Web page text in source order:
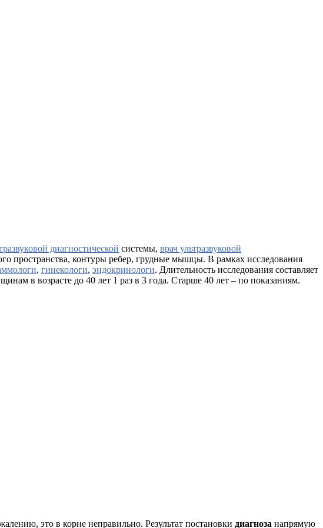
диагностической системы, врач ультразвуковой
пространства, контуры ребер, грудные мышцы. В рамках исследования
, гинекологи, эндокринологи. Длительность исследования составляет
в возрасте до 40 лет 1 раз в 3 года. Старше 40 лет – по показаниям.
это в корне неправильно. Результат постановки диагноза напрямую